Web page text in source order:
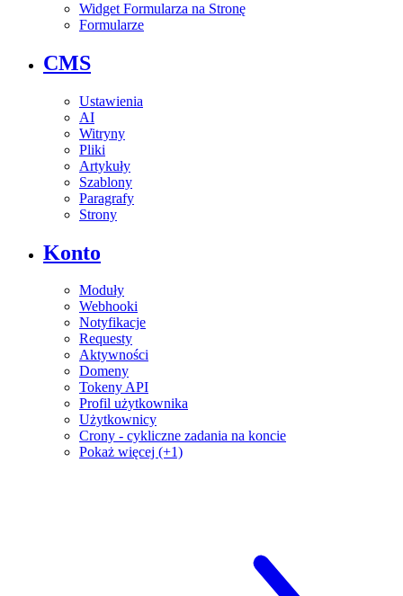
Widget Formularza na Stronę
Formularze
CMS
Ustawienia
AI
Witryny
Pliki
Artykuły
Szablony
Paragrafy
Strony
Konto
Moduły
Webhooki
Notyfikacje
Requesty
Aktywności
Domeny
Tokeny API
Profil użytkownika
Użytkownicy
Crony - cykliczne zadania na koncie
Pokaż więcej (+1)